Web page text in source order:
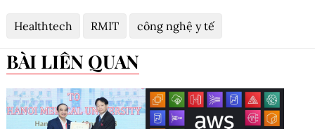
Healthtech RMIT công nghệ y tế
BÀI LIÊN QUAN